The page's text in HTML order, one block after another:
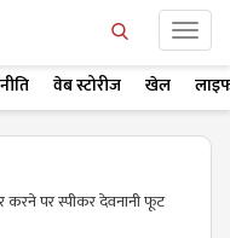
वेब स्टोरीज खेल
करने पर स्पीकर देवनानी फूट